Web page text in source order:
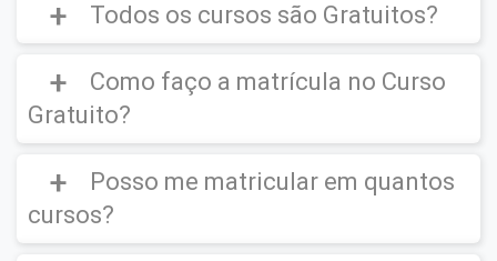
Todos os cursos são Gratuitos?
Curso Gratuito,porém caso deseje emitir o
Certificado Digital é cobrado uma taxa de
Como faço a matrícula no Curso
Gratuito?
CLIQUE AQUI para ver um vídeo de como
efetuar a matrícula em um
Posso me matricular em quantos
cursos?